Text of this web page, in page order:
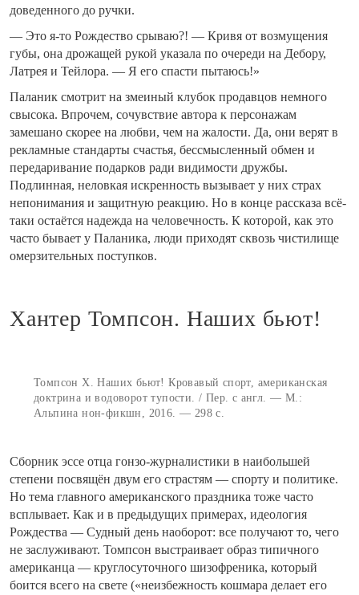
доведенного до ручки.
— Это я-то Рождество срываю?! — Кривя от возмущения
губы, она дрожащей рукой указала по очереди на Дебору,
Латрея и Тейлора. — Я его спасти пытаюсь!»
Паланик смотрит на змеиный клубок продавцов немного
свысока. Впрочем, сочувствие автора к персонажам
замешано скорее на любви, чем на жалости. Да, они верят в
рекламные стандарты счастья, бессмысленный обмен и
передаривание подарков ради видимости дружбы.
Подлинная, неловкая искренность вызывает у них страх
непонимания и защитную реакцию. Но в конце рассказа всё-
таки остаётся надежда на человечность. К которой, как это
часто бывает у Паланика, люди приходят сквозь чистилище
омерзительных поступков.
Хантер Томпсон. Наших бьют!
Томпсон Х. Наших бьют! Кровавый спорт, американская
доктрина и водоворот тупости. / Пер. с англ. — М.:
Альпина нон-фикшн, 2016. — 298 с.
Сборник эссе отца гонзо-журналистики в наибольшей
степени посвящён двум его страстям — спорту и политике.
Но тема главного американского праздника тоже часто
всплывает. Как и в предыдущих примерах, идеология
Рождества — Судный день наоборот: все получают то, чего
не заслуживают. Томпсон выстраивает образ типичного
американца — круглосуточного шизофреника, который
боится всего на свете («неизбежность кошмара делает его